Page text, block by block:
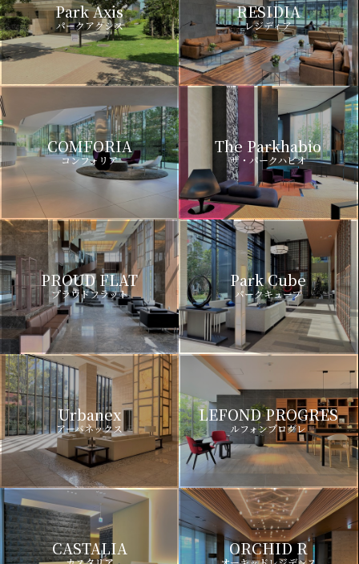
Park Axis
パークアクシス
RESIDIA
レジディア
COMFORIA
コンフォリア
The Parkhabio
ザ・パークハビオ
PROUD FLAT
プラウドフラット
Park Cube
パークキューブ
Urbanex
アーバネックス
LEFOND PROGRES
ルフォンプログレ
CASTALIA ORCHID R